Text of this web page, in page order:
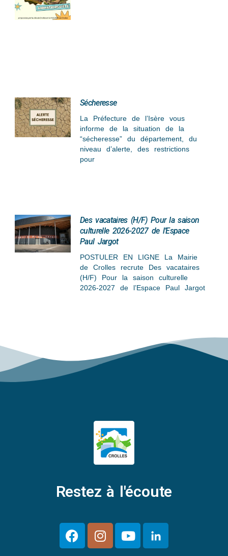
Sécheresse
La Préfecture de l’Isère vous
informe de la situation de la
“sécheresse” du département, du
niveau d’alerte, des restrictions
pour
Des vacataires (H/F) Pour la saison
culturelle 2026-2027 de l’Espace
Paul Jargot
POSTULER EN LIGNE La Mairie
de Crolles recrute Des vacataires
(H/F) Pour la saison culturelle
2026-2027 de l’Espace Paul Jargot
Restez à l'écoute